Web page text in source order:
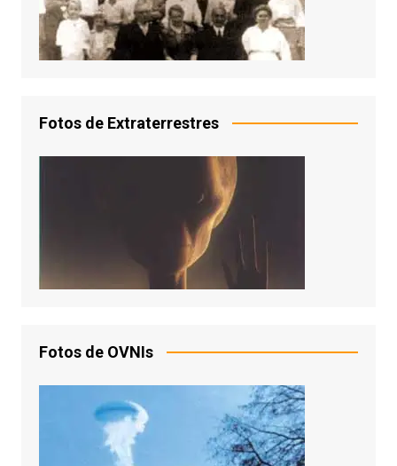
Fotos de Extraterrestres
Fotos de OVNIs